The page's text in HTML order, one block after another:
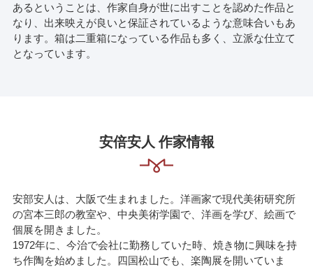
あるということは、作家自身が世に出すことを認めた作品と
なり、出来映えが良いと保証されているような意味合いもあ
ります。箱は二重箱になっている作品も多く、立派な仕立て
となっています。
安倍安人 作家情報
安部安人は、大阪で生まれました。洋画家で現代美術研究所
の宮本三郎の教室や、中央美術学園で、洋画を学び、絵画で
個展を開きました。
1972年に、今治で会社に勤務していた時、焼き物に興味を持
ち作陶を始めました。四国松山でも、楽陶展を開いていま